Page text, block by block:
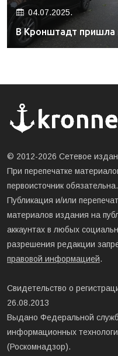
04.07.2025.
В Кронштадт пришла
© 2012-2026 Сетевое
При перепечатке
первоисточник обязательна.
Публикация и/или
материалов издания на
аккаунтах в любых
разрешения редакции
правовой информацией.
Свидетельство о
26.08.2013
Выдано Федеральной
информационных
(Роскомнадзор).